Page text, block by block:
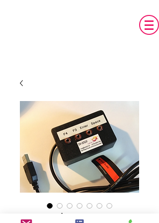
טכנו מ.א.ג
פיתוח והתאמת אביזרים לאנשים עם צרכים
מיוחדים
New Product